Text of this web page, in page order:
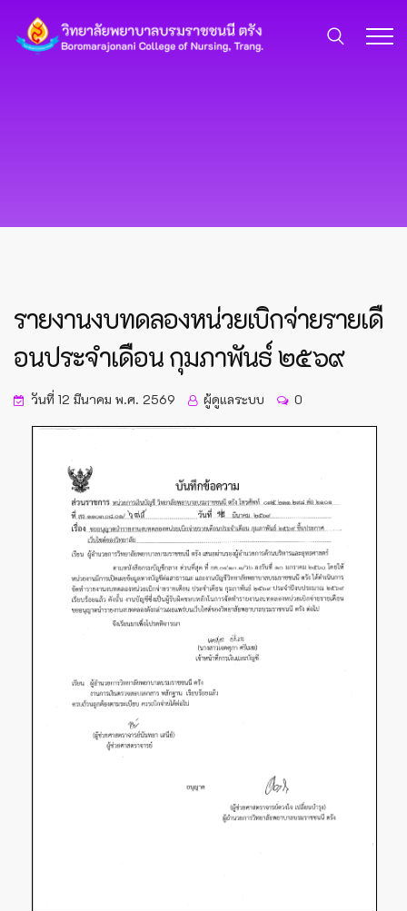
รายงานงบทดลองหน่วยเบิกจ่ายรายเดื
อนประจำเดือน กุมภาพันธ์ ๒๕๖๙
วันที่ 12 มีนาคม พ.ศ. 2569 ผู้ดูแลระบบ 0